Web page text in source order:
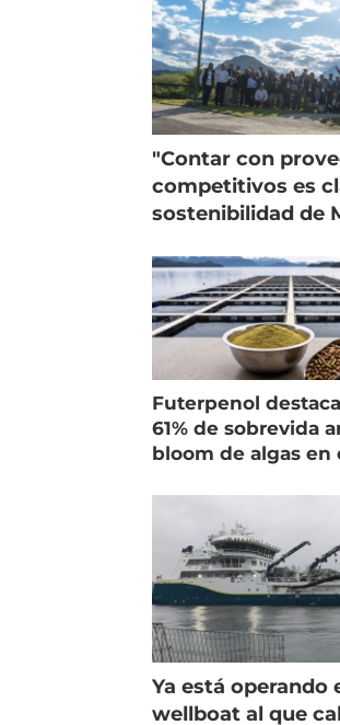
"Contar con
competitivos es
sostenibilidad de
Futerpenol
61% de sobrevida
bloom de algas en
Ya está operando
wellboat al que